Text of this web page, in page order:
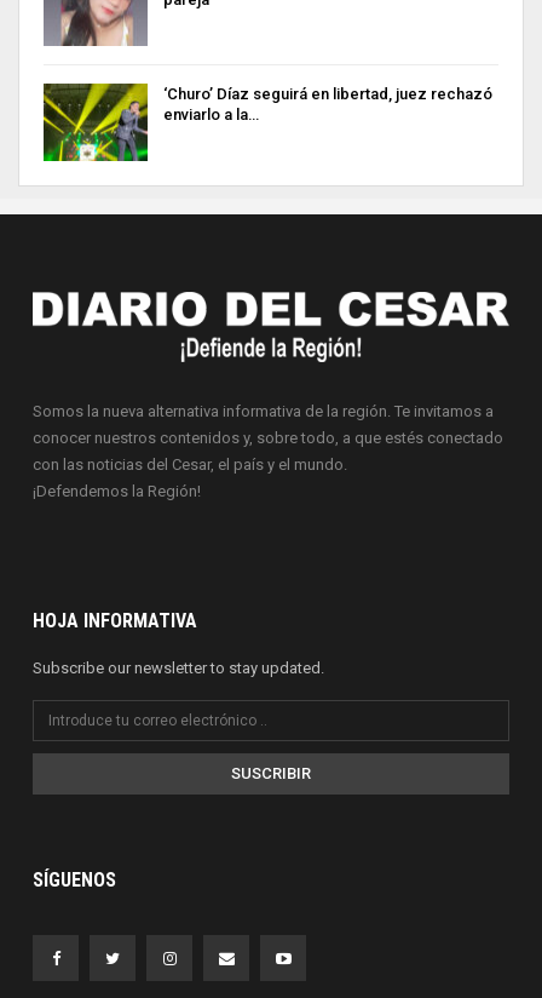
‘Churo’ Díaz seguirá en libertad, juez rechazó
enviarlo a la…
Somos la nueva alternativa informativa de la región. Te invitamos a
conocer nuestros contenidos y, sobre todo, a que estés conectado
con las noticias del Cesar, el país y el mundo.
¡Defendemos la Región!
HOJA INFORMATIVA
Subscribe our newsletter to stay updated.
SUSCRIBIR
SÍGUENOS